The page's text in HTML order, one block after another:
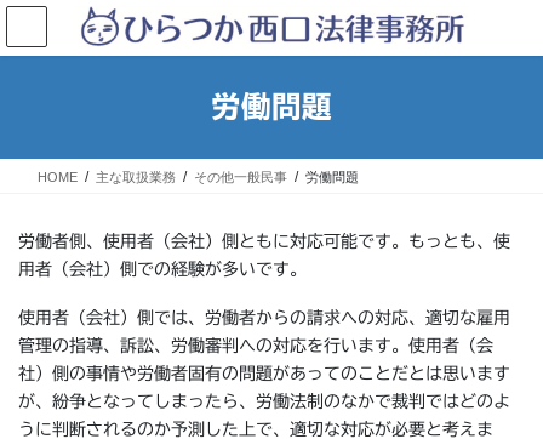
コ
テ
ス
ナ
ゲ
ン
労働問題
HOME 主な取扱業務 その他一般民事 労働問題
労働者側、使用者（会社）側ともに対応可能です。もっとも、使
用者（会社）側での経験が多いです。
使用者（会社）側では、労働者からの請求への対応、適切な雇用
管理の指導、訴訟、労働審判への対応を行います。使用者（会
社）側の事情や労働者固有の問題があってのことだとは思います
が、紛争となってしまったら、労働法制のなかで裁判ではどのよ
うに判断されるのか予測した上で、適切な対応が必要と考えま